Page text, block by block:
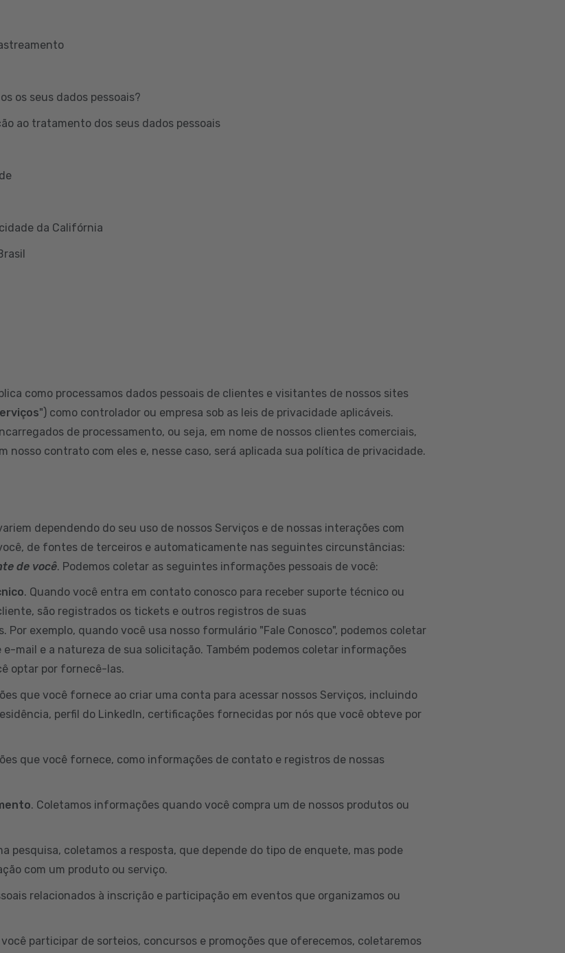
os seus dados pessoais?
ao tratamento dos seus dados pessoais
da Califórnia
como processamos dados pessoais de clientes e visitantes de nossos sites
") como controlador ou empresa sob as leis de privacidade aplicáveis.
de processamento, ou seja, em nome de nossos clientes comerciais,
nosso contrato com eles e, nesse caso, será aplicada sua política de privacidade.
dependendo do seu uso de nossos Serviços e de nossas interações com
de fontes de terceiros e automaticamente nas seguintes circunstâncias:
de você. Podemos coletar as seguintes informações pessoais de você:
. Quando você entra em contato conosco para receber suporte técnico ou
são registrados os tickets e outros registros de suas
exemplo, quando você usa nosso formulário "Fale Conosco", podemos coletar
mail e a natureza de sua solicitação. Também podemos coletar informações
optar por fornecê-las.
que você fornece ao criar uma conta para acessar nossos Serviços, incluindo
perfil do LinkedIn, certificações fornecidas por nós que você obteve por
que você fornece, como informações de contato e registros de nossas
. Coletamos informações quando você compra um de nossos produtos ou
pesquisa, coletamos a resposta, que depende do tipo de enquete, mas pode
com um produto ou serviço.
relacionados à inscrição e participação em eventos que organizamos ou
você participar de sorteios, concursos e promoções que oferecemos, coletaremos